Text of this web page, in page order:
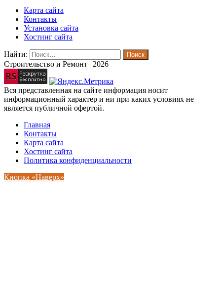
Карта сайта
Контакты
Установка сайта
Хостинг сайта
Найти:
Строительство и Ремонт | 2026
Вся представленная на сайте информация носит
информационный характер и ни при каких условиях не
является публичной офертой.
Главная
Контакты
Карта сайта
Хостинг сайта
Политика конфиденциальности
Кнопка «Наверх»